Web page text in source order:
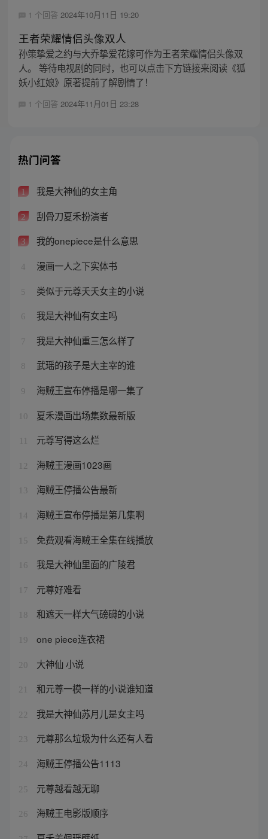
1 个回答 2024年10月11日 19:20
王者荣耀情侣头像双人
孙策挚爱之约与大乔挚爱花嫁可作为王者荣耀情侣头像双
人。 等待电视剧的同时，也可以点击下方链接来阅读《狐
妖小红娘》原著提前了解剧情了！
1 个回答 2024年11月01日 23:28
热门问答
1 我是大神仙的女主角
2 刮骨刀夏禾扮演者
3 我的onepiece是什么意思
4 漫画一人之下实体书
5 类似于元尊夭夭女主的小说
6 我是大神仙有女主吗
7 我是大神仙重三怎么样了
8 武瑶的孩子是大主宰的谁
9 海贼王宣布停播是哪一集了
10 夏禾漫画出场集数最新版
元尊写得这么烂
12 海贼王漫画1023画
13 海贼王停播公告最新
14 海贼王宣布停播是第几集啊
15 免费观看海贼王全集在线播放
16 我是大神仙里面的广陵君
17 元尊好难看
18 和遮天一样大气磅礴的小说
19 one piece连衣裙
20 大神仙 小说
21 和元尊一模一样的小说谁知道
22 我是大神仙苏月儿是女主吗
23 元尊那么垃圾为什么还有人看
24 海贼王停播公告1113
25 元尊越看越无聊
26 海贼王电影版顺序